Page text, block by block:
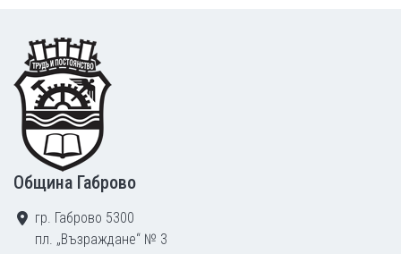
Footer
Община Габрово
гр. Габрово 5300
пл. „Възраждане“ № 3